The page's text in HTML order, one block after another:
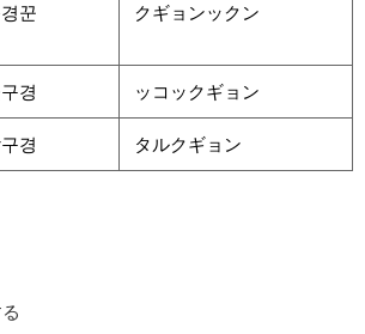
꾼
クギョンックン
경 ッコックギョン
경 タルクギョン